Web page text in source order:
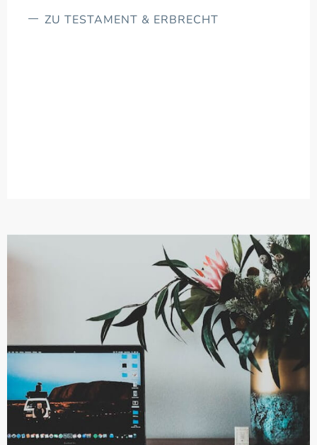
ZU TESTAMENT & ERBRECHT